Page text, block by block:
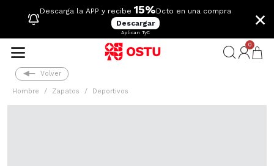
Descarga la APP y recibe 15%Dcto en una compra
Descargar
Aplican TyC
×
0
Volver
Hombre Zapatos Deportivos